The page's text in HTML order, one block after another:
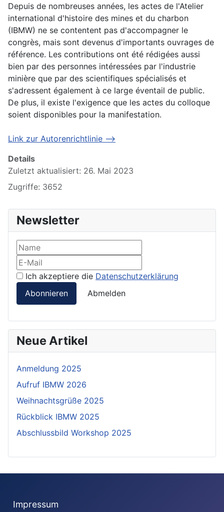
Depuis de nombreuses années, les actes de l'Atelier
international d'histoire des mines et du charbon
(IBMW) ne se contentent pas d'accompagner le
congrès, mais sont devenus d'importants ouvrages de
référence. Les contributions ont été rédigées aussi
bien par des personnes intéressées par l'industrie
minière que par des scientifiques spécialisés et
s'adressent également à ce large éventail de public.
De plus, il existe l'exigence que les actes du colloque
soient disponibles pour la manifestation.
Link zur Autorenrichtlinie -->
Details
Zuletzt aktualisiert: 26. Mai 2023
Zugriffe: 3652
Newsletter
Ich akzeptiere die Datenschutzerklärung
Abonnieren
Abmelden
Neue Artikel
Anmeldung 2025
Aufruf IBMW 2026
Weihnachtsgrüße 2025
Rückblick IBMW 2025
Abschlussbild Workshop 2025
Impressum